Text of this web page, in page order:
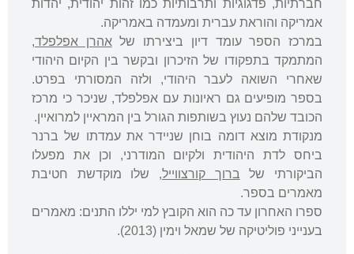
חברתיות, פדגוגיות ותרבותיות כמו זהות יהודית, יהדות
אמריקה והוראת עברית ומעמדה באמריקה.
במרכז הספר עומד דיון ביצירתו שלאהרן אפלפלד,
המתמקד בתפקודו של הזיכרון ובקשר בין הקיום היהודי
שאחרי השואה לעבר היהודי, ולזה המסורתי בפרט.
בספר מופיעים גם ראיונות עם אפלפלד, שניכר כי מרכז
הכובד שלהם נעוץ בשותפות הגורל בין המראיין למרואיין.
מנקודת מוצא דומה בוחן שניידר את עמדתו של ברנר
ביחס לדת היהודית ולקיום המודרני, וכן את מפעלו
הביקורתי של ברוך קורצווייל, שלו מוקדשת חטיבת
מאמרים בספר.
ספרו האחרון עד כה הוא הקובץ למי יללו התנים: מאמרים
בענייני פוליטיקה של שמאל וימין (2013).